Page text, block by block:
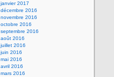
janvier 2017
décembre 2016
novembre 2016
octobre 2016
septembre 2016
août 2016
juillet 2016
juin 2016
mai 2016
avril 2016
mars 2016